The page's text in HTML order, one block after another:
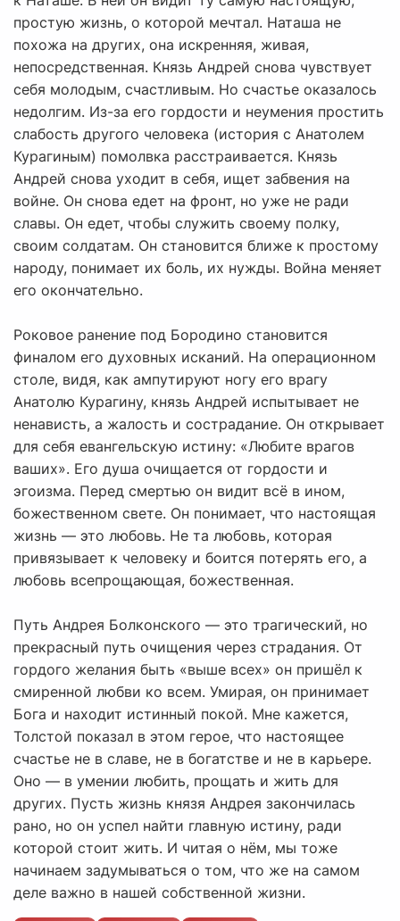
простую жизнь, о которой мечтал. Наташа не
похожа на других, она искренняя, живая,
непосредственная. Князь Андрей снова чувствует
себя молодым, счастливым. Но счастье оказалось
недолгим. Из-за его гордости и неумения простить
слабость другого человека (история с Анатолем
Курагиным) помолвка расстраивается. Князь
Андрей снова уходит в себя, ищет забвения на
войне. Он снова едет на фронт, но уже не ради
славы. Он едет, чтобы служить своему полку,
своим солдатам. Он становится ближе к простому
народу, понимает их боль, их нужды. Война меняет
его окончательно.
Роковое ранение под Бородино становится
финалом его духовных исканий. На операционном
столе, видя, как ампутируют ногу его врагу
Анатолю Курагину, князь Андрей испытывает не
ненависть, а жалость и сострадание. Он открывает
для себя евангельскую истину: «Любите врагов
ваших». Его душа очищается от гордости и
эгоизма. Перед смертью он видит всё в ином,
божественном свете. Он понимает, что настоящая
жизнь — это любовь. Не та любовь, которая
привязывает к человеку и боится потерять его, а
любовь всепрощающая, божественная.
Путь Андрея Болконского — это трагический, но
прекрасный путь очищения через страдания. От
гордого желания быть «выше всех» он пришёл к
смиренной любви ко всем. Умирая, он принимает
Бога и находит истинный покой. Мне кажется,
Толстой показал в этом герое, что настоящее
счастье не в славе, не в богатстве и не в карьере.
Оно — в умении любить, прощать и жить для
других. Пусть жизнь князя Андрея закончилась
рано, но он успел найти главную истину, ради
которой стоит жить. И читая о нём, мы тоже
начинаем задумываться о том, что же на самом
деле важно в нашей собственной жизни.